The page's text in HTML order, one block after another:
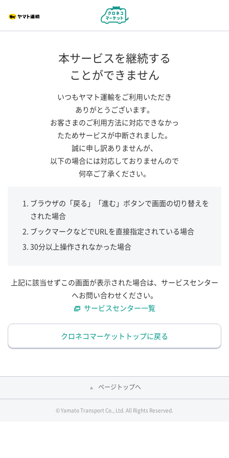
本サービスを継続する
ことができません
いつもヤマト運輸をご利用いただき
ありがとうございます。
お客さまのご利用方法に対応できなかっ
たためサービスが中断されました。
誠に申し訳ありませんが、
以下の場合には対応しておりませんので
何卒ご了承ください。
ブラウザの「戻る」「進む」ボタンで画面の切り替えを
された場合
ブックマークなどでURLを直接指定されている場合
30分以上操作されなかった場合
上記に該当せずこの画面が表示された場合は、サービスセンター
へお問い合わせください。
サービスセンター一覧
クロネコマーケットトップに戻る
ページトップへ
© Yamato Transport Co., Ltd. All Rights Reserved.